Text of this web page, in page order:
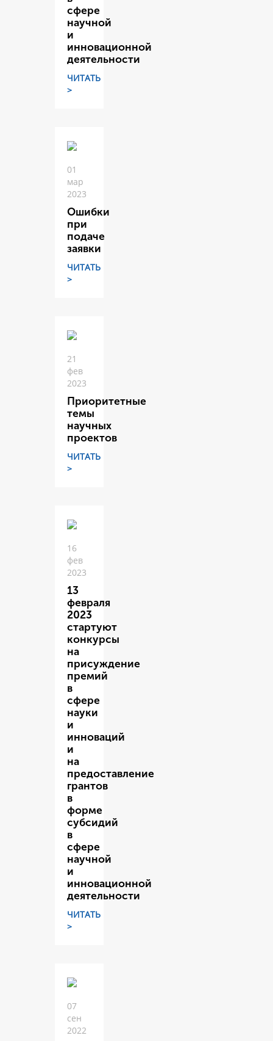
сфере
научной
и
инновационной
деятельности
ЧИТАТЬ
>
01
мар
2023
Ошибки
при
подаче
заявки
ЧИТАТЬ
>
21
фев
2023
Приоритетные
темы
научных
проектов
ЧИТАТЬ
>
16
фев
2023
13
февраля
2023
стартуют
конкурсы
на
присуждение
премий
в
сфере
науки
и
инноваций
и
на
предоставление
грантов
в
форме
субсидий
в
сфере
научной
и
инновационной
деятельности
ЧИТАТЬ
>
07
сен
2022